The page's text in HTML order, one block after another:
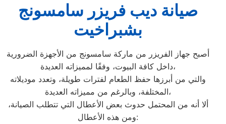
صيانة ديب فريزر سامسونج
بشبراخيت
أصبح جهاز الفريزر من ماركة سامسونج من الأجهزة الضرورية
داخل كافة البيوت، وفقًا لمميزاته العديدة،
والتي من أبرزها حفظ الطعام لفترات طويلة، وتعدد موديلاته
المختلفة، وبالرغم من مميزاته العديدة،
ألا أنه من المحتمل حدوث بعض الأعطال التي تتطلب الصيانة،
ومن هذه الأعطال: